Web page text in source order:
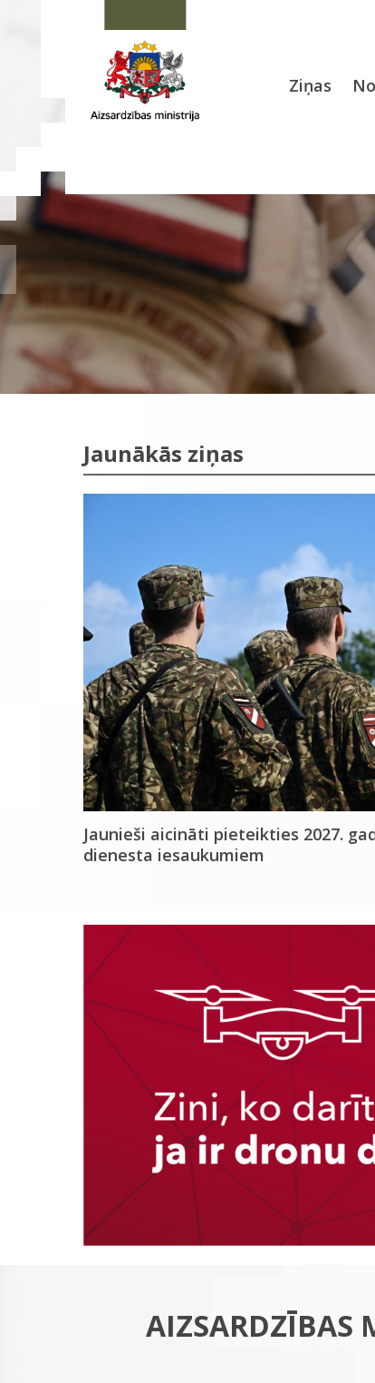
Ziņas
Jaunākās ziņas
Jaunieši aicināti pieteikties 2027.
dienesta iesaukumiem
AIZSARDZĪBAS